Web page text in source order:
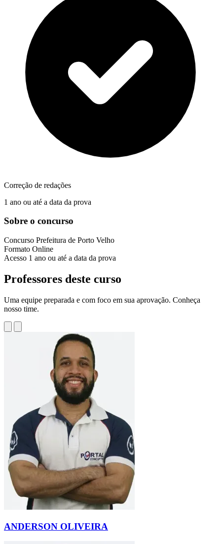
Correção de redações
1 ano ou até a data da prova
Sobre o concurso
Concurso Prefeitura de Porto Velho
Formato Online
Acesso 1 ano ou até a data da prova
Professores deste curso
Uma equipe preparada e com foco em sua aprovação. Conheça
nosso time.
ANDERSON OLIVEIRA